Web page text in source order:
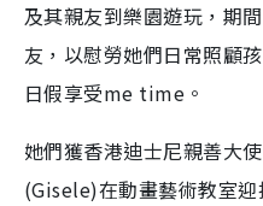
及其親友到樂園遊玩，期
友，以慰勞她們日常照顧
日假享受me time。
她們獲香港迪士尼親善大
(Gisele)在動畫藝術教室